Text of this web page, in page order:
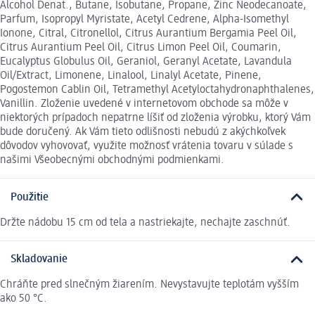
Alcohol Denat., Butane, Isobutane, Propane, Zinc Neodecanoate,
Parfum, Isopropyl Myristate, Acetyl Cedrene, Alpha-Isomethyl
Ionone, Citral, Citronellol, Citrus Aurantium Bergamia Peel Oil,
Citrus Aurantium Peel Oil, Citrus Limon Peel Oil, Coumarin,
Eucalyptus Globulus Oil, Geraniol, Geranyl Acetate, Lavandula
Oil/Extract, Limonene, Linalool, Linalyl Acetate, Pinene,
Pogostemon Cablin Oil, Tetramethyl Acetyloctahydronaphthalenes,
Vanillin. Zloženie uvedené v internetovom obchode sa môže v
niektorých prípadoch nepatrne líšiť od zloženia výrobku, ktorý Vám
bude doručený. Ak Vám tieto odlišnosti nebudú z akýchkoľvek
dôvodov vyhovovať, využite možnosť vrátenia tovaru v súlade s
našimi Všeobecnými obchodnými podmienkami.
Použitie
Držte nádobu 15 cm od tela a nastriekajte, nechajte zaschnúť.
Skladovanie
Chráňte pred slnečným žiarením. Nevystavujte teplotám vyšším
ako 50 °C.